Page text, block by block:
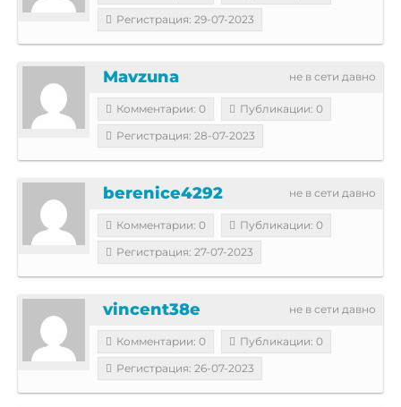
Регистрация: 29-07-2023
не в сети давно
Mavzuna
Комментарии: 0
Публикации: 0
Регистрация: 28-07-2023
не в сети давно
berenice4292
Комментарии: 0
Публикации: 0
Регистрация: 27-07-2023
не в сети давно
vincent38e
Комментарии: 0
Публикации: 0
Регистрация: 26-07-2023